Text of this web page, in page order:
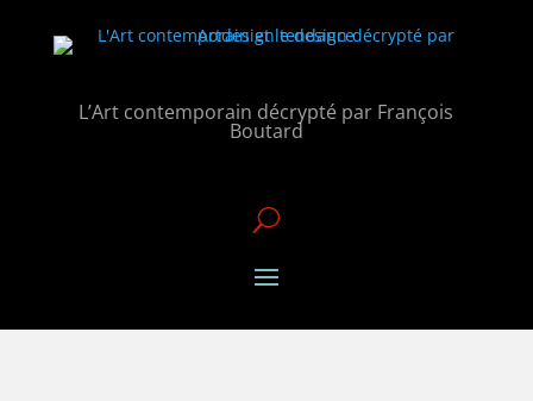
L’Art contemporain décrypté par François
Boutard
U